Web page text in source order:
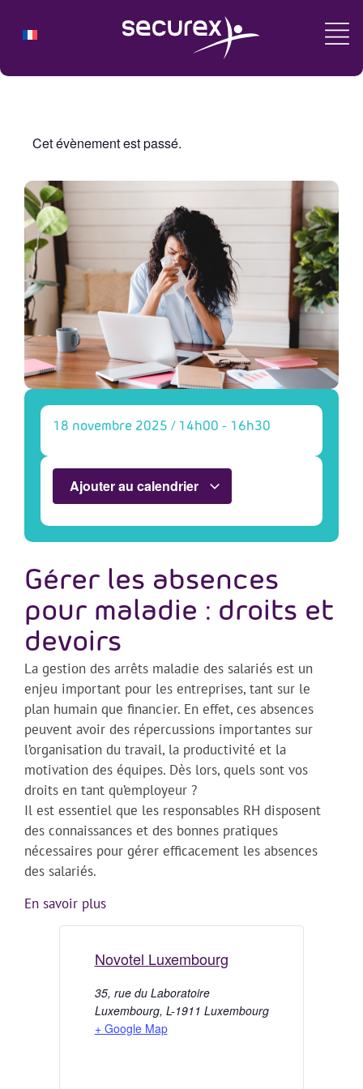
Cet évènement est passé.
18 novembre 2025 / 14h00 - 16h30
Ajouter au calendrier
Gérer les absences
pour maladie : droits et
devoirs
La gestion des arrêts maladie des salariés est un
enjeu important pour les entreprises, tant sur le
plan humain que financier. En effet, ces absences
peuvent avoir des répercussions importantes sur
l’organisation du travail, la productivité et la
motivation des équipes. Dès lors, quels sont vos
droits en tant qu’employeur ?
Il est essentiel que les responsables RH disposent
des connaissances et des bonnes pratiques
nécessaires pour gérer efficacement les absences
des salariés.
En savoir plus
Novotel Luxembourg
35, rue du Laboratoire
Luxembourg, L-1911 Luxembourg
+ Google Map